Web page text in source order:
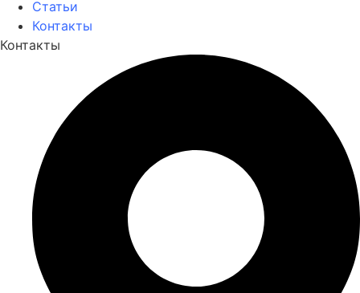
Статьи
Контакты
Контакты